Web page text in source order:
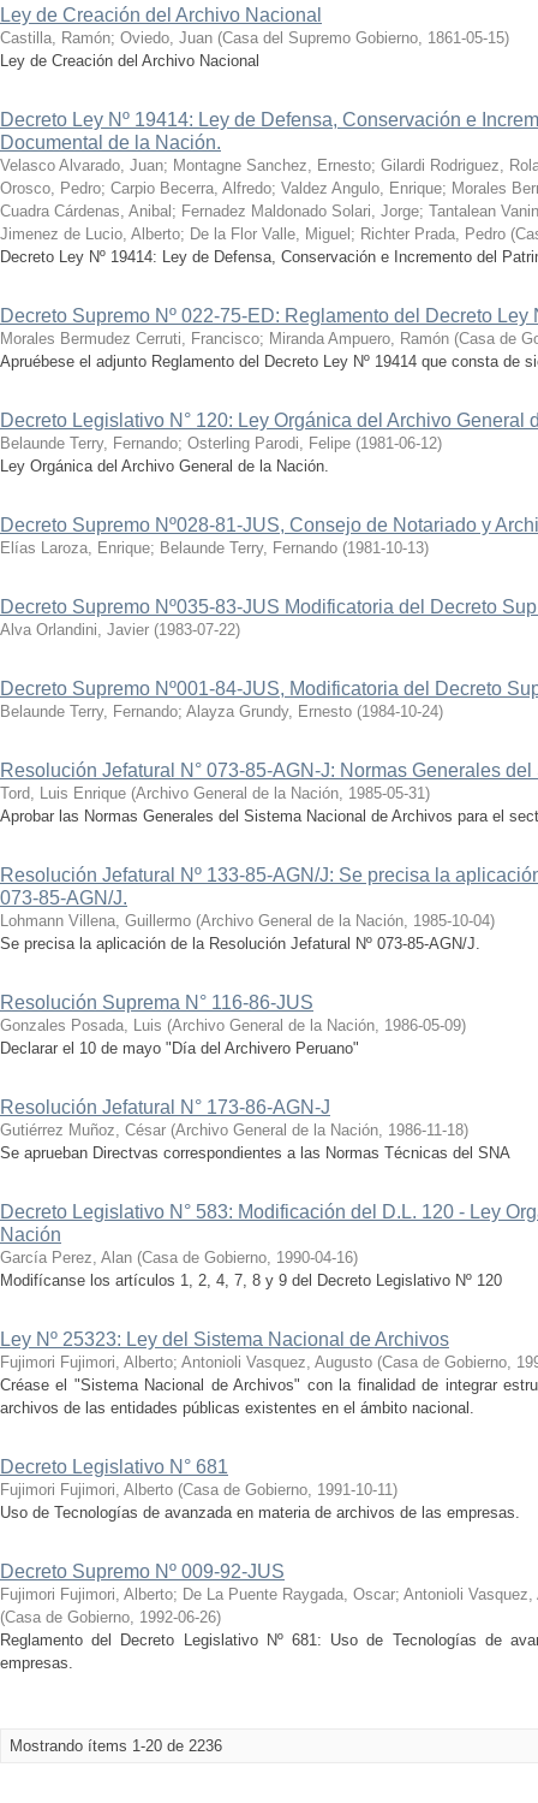
Ley de Creación del Archivo Nacional
Castilla, Ramón; Oviedo, Juan (Casa del Supremo Gobierno, 1861-05-15)
Ley de Creación del Archivo Nacional
Decreto Ley Nº 19414: Ley de Defensa, Conservación e
Documental de la Nación.
Velasco Alvarado, Juan; Montagne Sanchez, Ernesto; Gilardi Rodriguez,
Orosco, Pedro; Carpio Becerra, Alfredo; Valdez Angulo, Enrique; Morales
Cuadra Cárdenas, Anibal ; Fernadez Maldonado Solari, Jorge; Tantalean
Jimenez de Lucio, Alberto; De la Flor Valle, Miguel ; Richter Prada, Pedro (
Decreto Ley Nº 19414: Ley de Defensa, Conservación e Incremento del
Decreto Supremo Nº 022-75-ED: Reglamento del Decreto Ley
Morales Bermudez Cerruti, Francisco; Miranda Ampuero, Ramón (Casa de
Apruébese el adjunto Reglamento del Decreto Ley Nº 19414 que consta de
Decreto Legislativo N° 120: Ley Orgánica del Archivo General
Belaunde Terry, Fernando; Osterling Parodi, Felipe (1981-06-12)
Ley Orgánica del Archivo General de la Nación.
Decreto Supremo Nº028-81-JUS, Consejo de Notariado y
Elías Laroza, Enrique; Belaunde Terry, Fernando (1981-10-13)
Decreto Supremo Nº035-83-JUS Modificatoria del Decreto
Alva Orlandini, Javier (1983-07-22)
Decreto Supremo Nº001-84-JUS, Modificatoria del Decreto
Belaunde Terry, Fernando; Alayza Grundy, Ernesto (1984-10-24)
Resolución Jefatural N° 073-85-AGN-J: Normas Generales
Tord, Luis Enrique (Archivo General de la Nación, 1985-05-31)
Aprobar las Normas Generales del Sistema Nacional de Archivos para el
Resolución Jefatural Nº 133-85-AGN/J: Se precisa la
073-85-AGN/J.
Lohmann Villena, Guillermo (Archivo General de la Nación, 1985-10-04)
Se precisa la aplicación de la Resolución Jefatural Nº 073-85-AGN/J.
Resolución Suprema N° 116-86-JUS
Gonzales Posada, Luis (Archivo General de la Nación, 1986-05-09)
Declarar el 10 de mayo "Día del Archivero Peruano"
Resolución Jefatural N° 173-86-AGN-J
Gutiérrez Muñoz, César (Archivo General de la Nación, 1986-11-18)
Se aprueban Directvas correspondientes a las Normas Técnicas del SNA
Decreto Legislativo N° 583: Modificación del D.L. 120 - Ley
Nación
García Perez, Alan (Casa de Gobierno, 1990-04-16)
Modifícanse los artículos 1, 2, 4, 7, 8 y 9 del Decreto Legislativo Nº 120
Ley Nº 25323: Ley del Sistema Nacional de Archivos
Fujimori Fujimori, Alberto; Antonioli Vasquez, Augusto (Casa de Gobierno,
Créase el "Sistema Nacional de Archivos" con la finalidad de integrar
archivos de las entidades públicas existentes en el ámbito nacional.
Decreto Legislativo N° 681
Fujimori Fujimori, Alberto (Casa de Gobierno, 1991-10-11)
Uso de Tecnologías de avanzada en materia de archivos de las empresas.
Decreto Supremo Nº 009-92-JUS
Fujimori Fujimori, Alberto; De La Puente Raygada, Oscar; Antonioli Vasquez,
(Casa de Gobierno, 1992-06-26)
Reglamento del Decreto Legislativo Nº 681: Uso de Tecnologías de
empresas.
Mostrando ítems 1-20 de 2236